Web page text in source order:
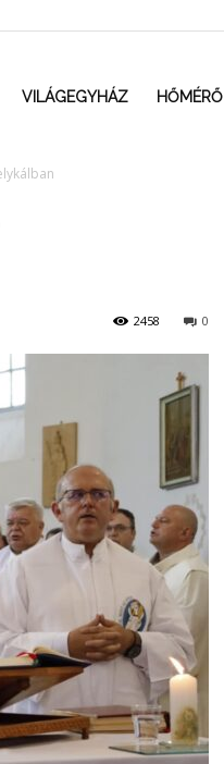
VILÁGEGYHÁZ HŐMÉRŐ
0
2458